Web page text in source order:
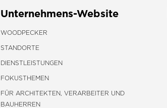
Unternehmens-Website
WOODPECKER
STANDORTE
DIENSTLEISTUNGEN
FOKUSTHEMEN
FÜR ARCHITEKTEN, VERARBEITER UND
BAUHERREN